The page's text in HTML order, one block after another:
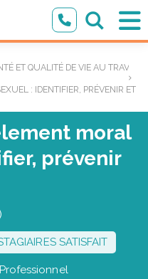
AU TRAVAIL
ET QUALITÉ DE VIE AU TRAVAIL
: IDENTIFIER, PRÉVENIR ET
moral
prévenir
SATISFAIT